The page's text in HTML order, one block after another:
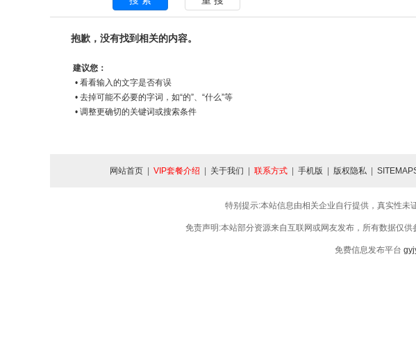
抱歉，没有找到相关的内容。
建议您：
• 看看输入的文字是否有误
• 去掉可能不必要的字词，如“的”、“什么”等
• 调整更确切的关键词或搜索条件
网站首页 VIP套餐介绍 关于我们 联系方式 手机版 版权隐私
特别提示:本站信息由相关企业自行提供，真实性
免责声明:本站部分资源来自互联网或网友发布，所有数据仅
免费信息发布平台